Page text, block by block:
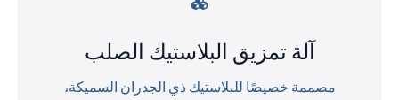
آلة تمزيق البلاستيك الصلب
مصممة خصيصًا للبلاستيك ذي الجدران السميكة،